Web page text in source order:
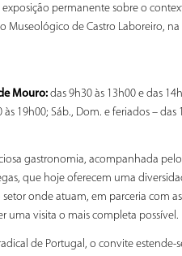
permanente sobre o
de Castro Laboreiro,
Mouro: das 9h30 às 13h00 e das
às 19h00; Sáb., Dom. e feriados – das
gastronomia, acompanhada
que hoje oferecem uma
onde atuam, em parceria com
uma visita o mais completa possível.
de Portugal, o convite estende-